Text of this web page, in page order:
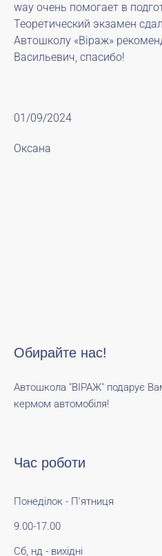
way очень помогает в
Теоретический экзамен
Автошколу «Віраж»
Васильевич, спасибо!
01/09/2024
Оксана
Обирайте нас!
Автошкола "ВІРАЖ" подарує
кермом автомобіля!
Час роботи
Понеділок - П'ятниця
9.00-17.00
Сб, нд - вихідні